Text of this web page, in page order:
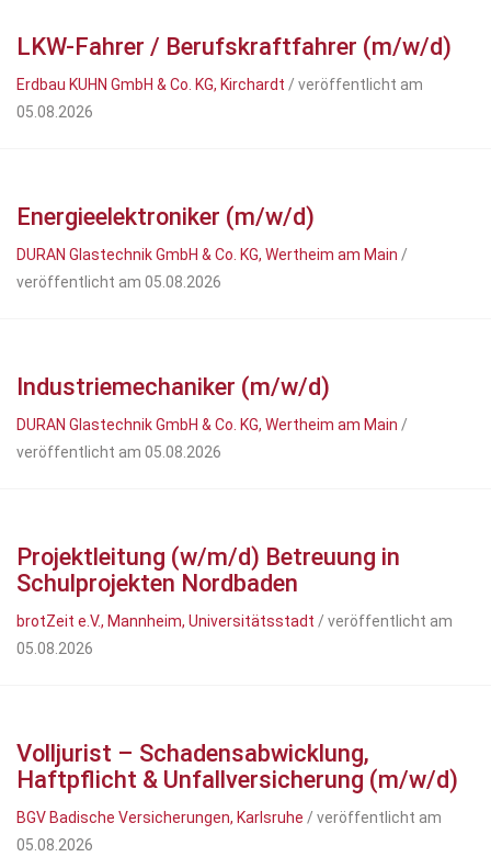
LKW-Fahrer / Berufskraftfahrer (m/w/d)
Erdbau KUHN GmbH & Co. KG, Kirchardt / veröffentlicht am
05.08.2026
Energieelektroniker (m/w/d)
DURAN Glastechnik GmbH & Co. KG, Wertheim am Main /
veröffentlicht am 05.08.2026
Industriemechaniker (m/w/d)
DURAN Glastechnik GmbH & Co. KG, Wertheim am Main /
veröffentlicht am 05.08.2026
Projektleitung (w/m/d) Betreuung in
Schulprojekten Nordbaden
brotZeit e.V., Mannheim, Universitätsstadt / veröffentlicht am
05.08.2026
Volljurist – Schadensabwicklung,
Haftpflicht & Unfallversicherung (m/w/d)
BGV Badische Versicherungen, Karlsruhe / veröffentlicht am
05.08.2026